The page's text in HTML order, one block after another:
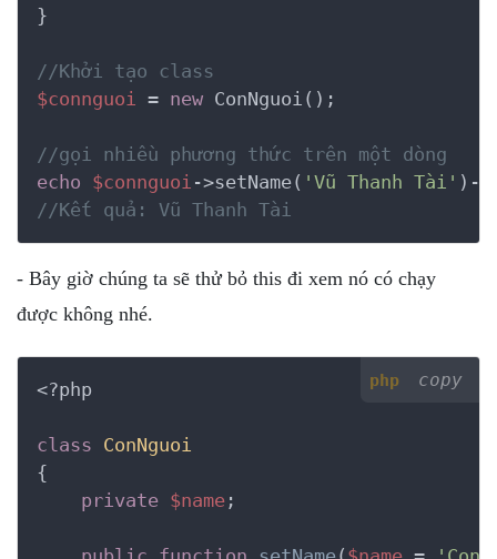
}
//Khởi tạo class
$connguoi
= new ConNguoi();
//gọi nhiều phương thức trên một dòng
echo $connguoi ->setName( 'Vũ Thanh Tài'
//Kết quả: Vũ Thanh Tài
- Bây giờ chúng ta sẽ thử bỏ this đi xem nó có chạy
được không nhé.
php copy
<?php
class ConNguoi
{
private $name;